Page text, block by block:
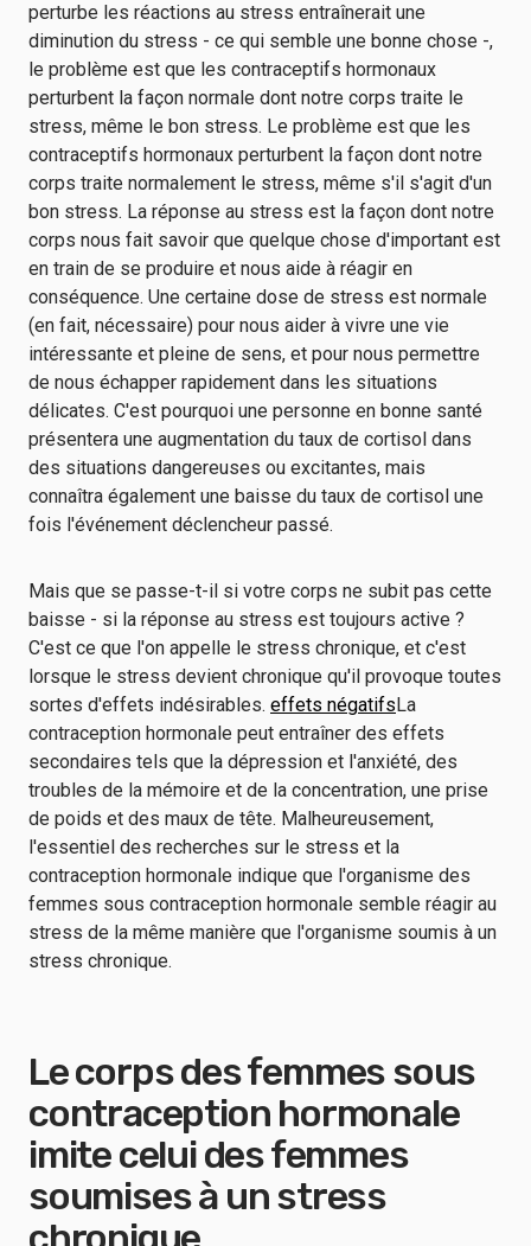
perturbe les réactions au stress entraînerait une
diminution du stress - ce qui semble une bonne chose -,
le problème est que les contraceptifs hormonaux
perturbent la façon normale dont notre corps traite le
stress, même le bon stress. Le problème est que les
contraceptifs hormonaux perturbent la façon dont notre
corps traite normalement le stress, même s'il s'agit d'un
bon stress. La réponse au stress est la façon dont notre
corps nous fait savoir que quelque chose d'important est
en train de se produire et nous aide à réagir en
conséquence. Une certaine dose de stress est normale
(en fait, nécessaire) pour nous aider à vivre une vie
intéressante et pleine de sens, et pour nous permettre
de nous échapper rapidement dans les situations
délicates. C'est pourquoi une personne en bonne santé
présentera une augmentation du taux de cortisol dans
des situations dangereuses ou excitantes, mais
connaîtra également une baisse du taux de cortisol une
fois l'événement déclencheur passé.
Mais que se passe-t-il si votre corps ne subit pas cette
baisse - si la réponse au stress est toujours active ?
C'est ce que l'on appelle le stress chronique, et c'est
lorsque le stress devient chronique qu'il provoque toutes
sortes d'effets indésirables. effets négatifsLa
contraception hormonale peut entraîner des effets
secondaires tels que la dépression et l'anxiété, des
troubles de la mémoire et de la concentration, une prise
de poids et des maux de tête. Malheureusement,
l'essentiel des recherches sur le stress et la
contraception hormonale indique que l'organisme des
femmes sous contraception hormonale semble réagir au
stress de la même manière que l'organisme soumis à un
stress chronique.
Le corps des femmes sous
contraception hormonale
imite celui des femmes
soumises à un stress